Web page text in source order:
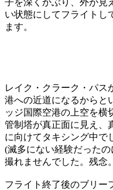
い状態にしてフライトし
ます。
レイク・クラーク・パス
港への近道になるからと
ッジ国際空港の上空を横
管制塔が真正面に見え、
に向けてタキシング中で
(滅多にない経験だった
撮れませんでした。残念
フライト終了後のブリー